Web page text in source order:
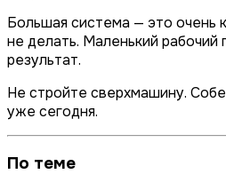
Большая система — это очень
не делать. Маленький рабочий
результат.
Не стройте сверхмашину.
уже сегодня.
По теме